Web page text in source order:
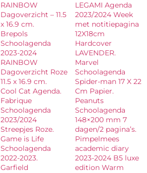
RAINBOW
Dagoverzicht – 11.5
x 16.9 cm.
Brepols
Schoolagenda
2023-2024
RAINBOW
Dagoverzicht Roze
11.5 x 16.9 cm.
Cool Cat Agenda.
Fabrique
Schoolagenda
2023/2024
Streepjes Roze.
Game is Life
Schoolagenda
2022-2023.
Garfield
LEGAMI Agenda
2023/2024 Week
met notitiepagina
12X18cm
Hardcover
LAVENDER.
Marvel
Schoolagenda
Spider-man 17 X 22
Cm Papier.
Peanuts
Schoolagenda
148×200 mm 7
dagen/2 pagina’s.
Pimpelmees
academic diary
2023-2024 B5 luxe
edition Warm